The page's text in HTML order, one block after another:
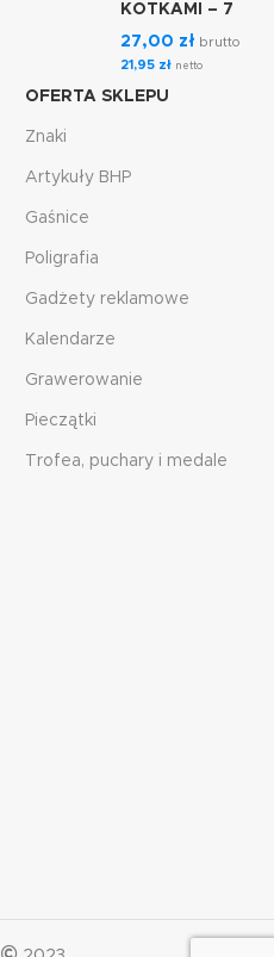
KOTKAMI – 7
27,00 zł brutto
21,95 zł netto
OFERTA SKLEPU
Znaki
Artykuły BHP
Gaśnice
Poligrafia
Gadżety reklamowe
Kalendarze
Grawerowanie
Pieczątki
Trofea, puchary i medale